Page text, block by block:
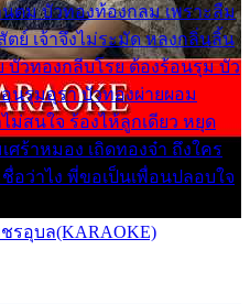
ตม บัวทองท้องกลม เพราะลืม
ย์ เจ้าจึงไม่ระมัด หลงกลิ่นลิ้น
บัวทองกลีบโรย ต้องร้อนรุม บัว
นรุมอุรา บัวทองผ่ายผอม
ม่สนใจ ร้องไห้ลูกเดียว หยุด
ศร้าหมอง เถิดทองจ๋า ถึงใคร
ชื่อว่าไง พี่ขอเป็นเพื่อนปลอบใจ
รอุบล(KARAOKE)